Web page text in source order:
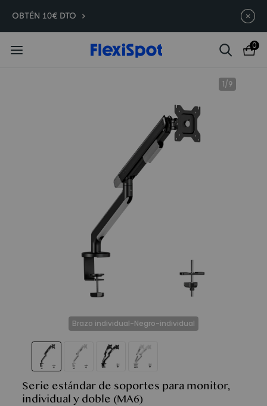
Compra antes, ahorra más | E7
Plus -200 €
: 27
0
1/9
Brazo individual-Negro-individual
Serie estándar de soportes para monitor,
individual y doble (MA6)
OBTÉN 10€ DTO